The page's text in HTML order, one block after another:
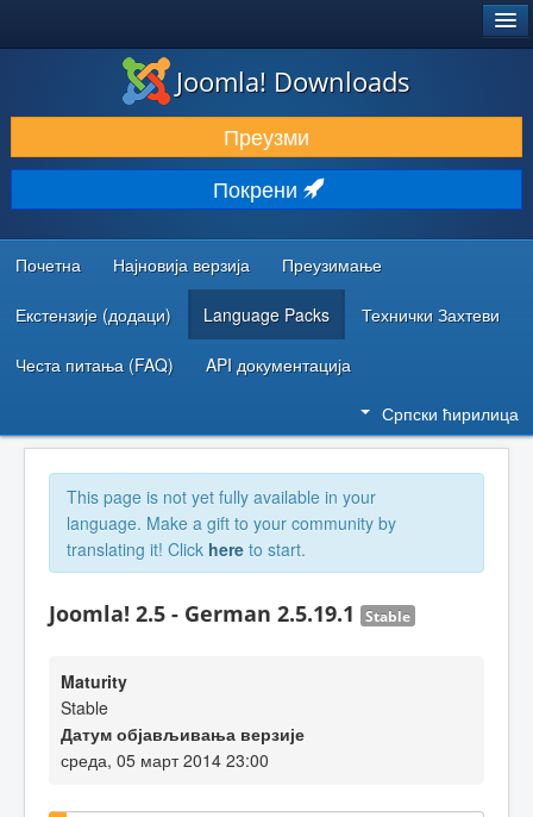
ПРЕУЗИМАЊЕ И ПРОШИРЕЊА (ЕКСТЕНЗИЈЕ)
ОТКРИЈТЕ И НАУЧИТЕ
ЗАЈЕДНИЦА И ПОДРШКА
РЕСУРСИ ЗА РАЗВОЈ
Joomla! Downloads
Преузми
Покрени
Почетна Најновија верзија Преузимање
Екстензије (додаци) Language Packs Технички Захтеви
Честа питања (FAQ) API документација
Српски ћирилица
This page is not yet fully available in your
language. Make a gift to your community by
translating it! Click here to start.
Joomla! 2.5 - German 2.5.19.1 Stable
Maturity
Stable
Датум објављивања верзије
среда, 05 март 2014 23:00